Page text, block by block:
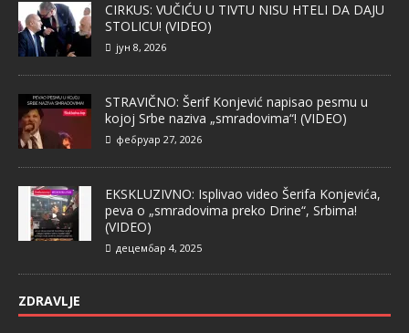
CIRKUS: VUČIĆU U TIVTU NISU HTELI DA DAJU
STOLICU! (VIDEO)
јун 8, 2026
STRAVIČNO: Šerif Konjević napisao pesmu u
kojoj Srbe naziva „smradovima“! (VIDEO)
фебруар 27, 2026
EKSKLUZIVNO: Isplivao video Šerifa Konjevića,
peva o „smradovima preko Drine“, Srbima!
(VIDEO)
децембар 4, 2025
ZDRAVLJE